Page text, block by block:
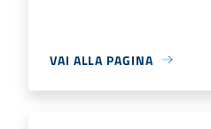
VAI ALLA PAGINA